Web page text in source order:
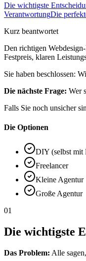
Die wichtigste
VerantwortungDie
Kurz beantwortet
Den richtigen
Festpreis, klaren
Sie haben beschlossen:
Die nächste Frage: Wer
Falls Sie noch unsicher
Die Optionen
DIY (selbst mit
Freelancer
Kleine Agentur
Große Agentur
01
Die wichtigste
Das Problem: Alle